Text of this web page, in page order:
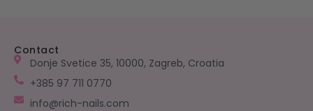
Contact
Donje Svetice 35, 10000, Zagreb, Croatia
+385 97 711 0770
info@rich-nails.com